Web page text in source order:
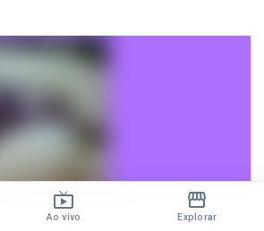
Ao vivo Explorar
Club da Diabinha 😈🔥